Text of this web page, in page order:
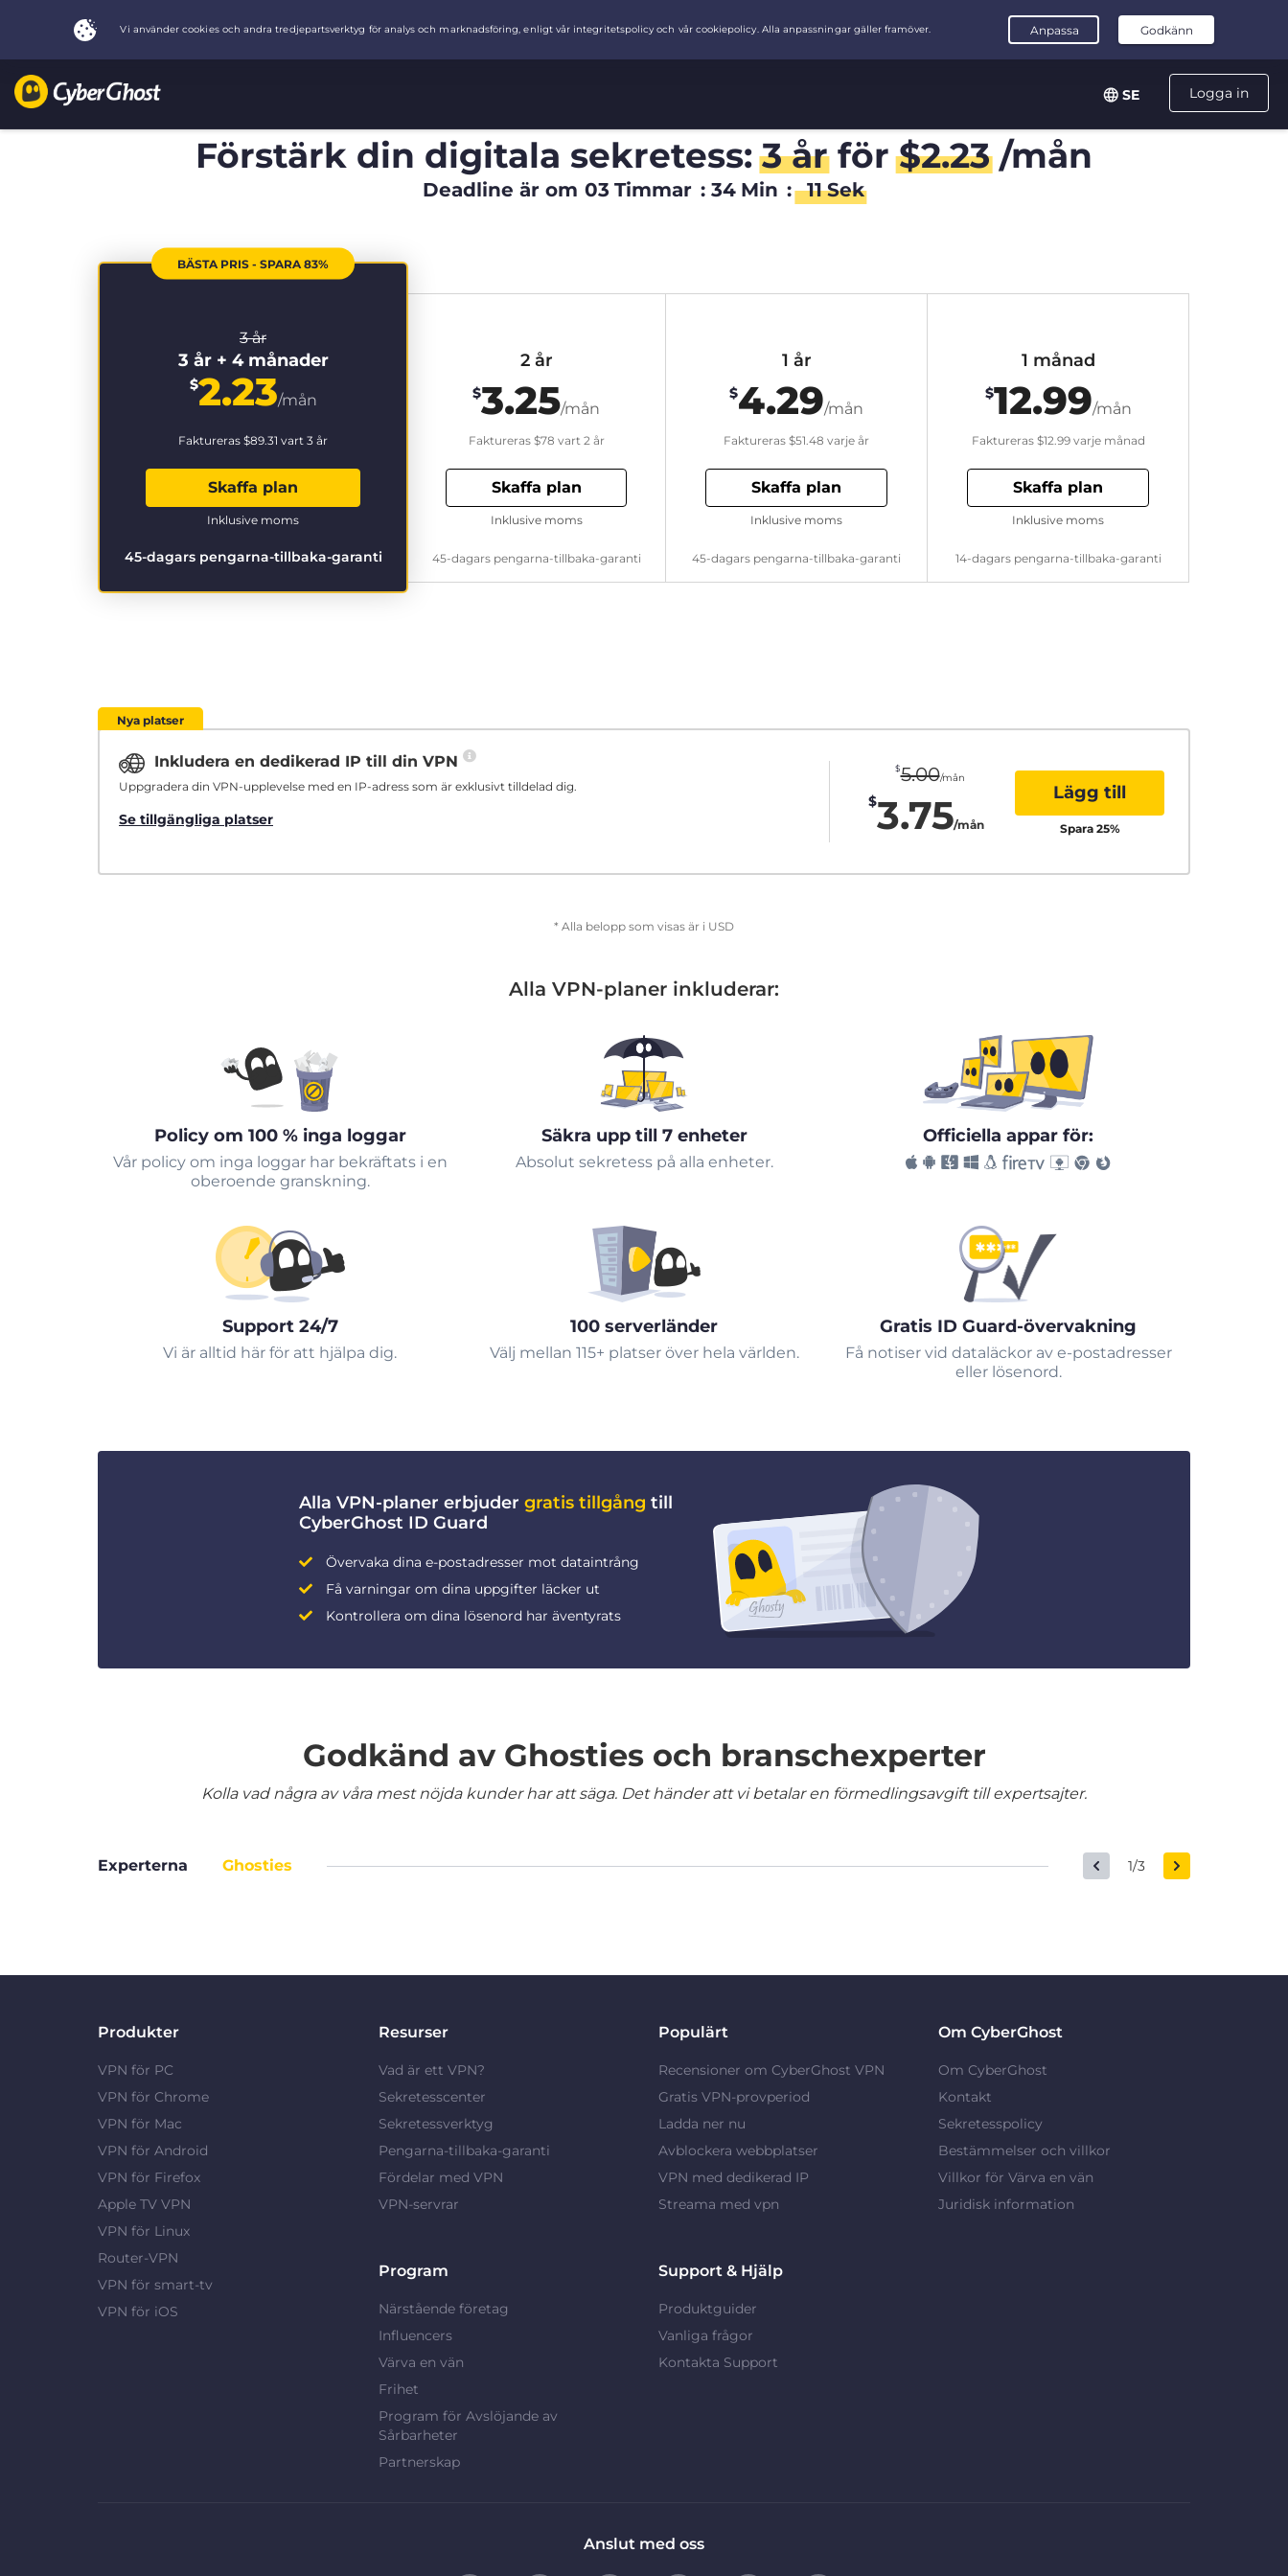
Logga in
SE
Förstärk din digitala sekretess:3 årför$2.23/mån
Deadline är om 03 Timmar : 34 Min : 10 Sek
BÄSTA PRIS - SPARA 83%
3 år
3 år + 4 månader
$2.23/mån
Faktureras $89.31 vart 3 år
Skaffa plan
45-dagars pengarna-tillbaka-garanti
Inklusive moms
2 år
$3.25/mån
Faktureras $78 vart 2 år
Skaffa plan
45-dagars pengarna-tillbaka-garanti
Inklusive moms
1 år
$4.29/mån
Faktureras $51.48 varje år
Skaffa plan
45-dagars pengarna-tillbaka-garanti
Inklusive moms
1 månad
$12.99/mån
Faktureras $12.99varje månad
Skaffa plan
14-dagars pengarna-tillbaka-garanti
Inklusive moms
Nya platser
Inkludera en dedikerad IP till din VPN
Uppgradera din VPN-upplevelse med en IP-adress som är exklusivt tilldelad dig.
Se tillgängliga platser
$5.00/mån
$3.75/mån
Lägg till
Spara 25%
* Alla belopp som visas är i USD
Alla VPN-planer inkluderar:
Policy om 100 % inga loggar
Vår policy om inga loggar har bekräftats i en
oberoende granskning.
Säkra upp till 7 enheter
Absolut sekretess på alla enheter.
Officiella appar för:
Support 24/7
Vi är alltid här för att hjälpa dig.
100 serverländer
Välj mellan 115+ platser över hela världen.
Gratis ID Guard-övervakning
Få notiser vid dataläckor av e-postadresser
eller lösenord.
Alla VPN-planer erbjuder gratis tillgång till
CyberGhost ID Guard
Övervaka dina e-postadresser mot dataintrång
Få varningar om dina uppgifter läcker ut
Kontrollera om dina lösenord har äventyrats
Godkänd av Ghosties och branschexperter
Kolla vad några av våra mest nöjda kunder har att säga. Det händer att vi betalar en förmedlingsavgift till expertsajter.
Experterna Ghosties 1/3
Produkter
VPN för PC
VPN för Chrome
VPN för Mac
VPN för Android
VPN för Firefox
Apple TV VPN
VPN för Linux
Router-VPN
VPN för smart-tv
VPN för iOS
Resurser
Vad är ett VPN?
Sekretesscenter
Sekretessverktyg
Pengarna-tillbaka-garanti
Fördelar med VPN
VPN-servrar
Populärt
Recensioner om CyberGhost VPN
Gratis VPN-provperiod
Ladda ner nu
Avblockera webbplatser
VPN med dedikerad IP
Streama med vpn
Om CyberGhost
Om CyberGhost
Kontakt
Sekretesspolicy
Bestämmelser och villkor
Villkor för Värva en vän
Juridisk information
Program
Närstående företag
Influencers
Värva en vän
Frihet
Program för Avslöjande av
Sårbarheter
Partnerskap
Support & Hjälp
Produktguider
Vanliga frågor
Kontakta Support
Anslut med oss